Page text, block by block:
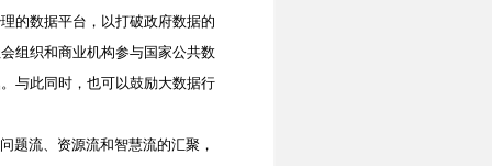
的数据平台，以打破政府数据的
组织和商业机构参与国家公共数
与此同时，也可以鼓励大数据行
流、资源流和智慧流的汇聚，